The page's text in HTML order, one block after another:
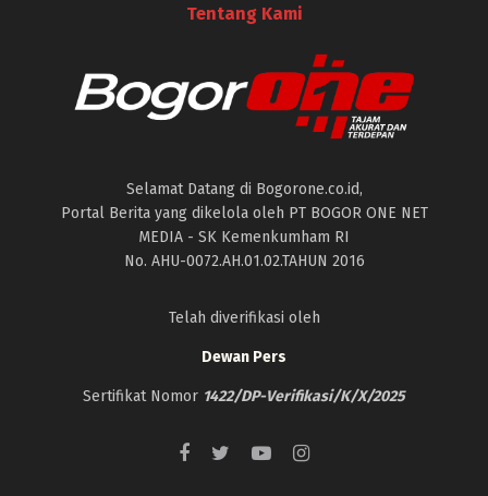
Tentang Kami
Selamat Datang di Bogorone.co.id,
Portal Berita yang dikelola oleh PT BOGOR ONE NET
MEDIA - SK Kemenkumham RI
No. AHU-0072.AH.01.02.TAHUN 2016
Telah diverifikasi oleh
Dewan Pers
Sertifikat Nomor 1422/DP-Verifikasi/K/X/2025